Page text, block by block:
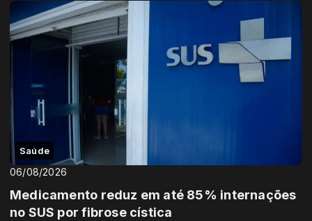
Saúde
06/08/2026
Medicamento reduz em até 85% internações
no SUS por fibrose cística